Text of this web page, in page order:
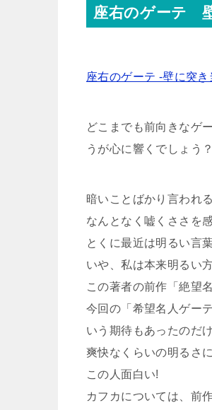
座右のゲーテ
座右のゲーテ -壁に突
どこまでも前向きなゲ
うが心に響くでしょう
暗いことばかり言われ
なんとなく嘘くささを
とくに最近は明るい言
いや、私は本来明るい
この著者の前作「絶望
今回の「希望名人ゲー
いう期待もあったのだ
爽快なくらいの明るさ
この人面白い!
カフカについては、前